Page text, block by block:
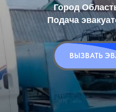
Город
Подача
ВЫЗВАТЬ